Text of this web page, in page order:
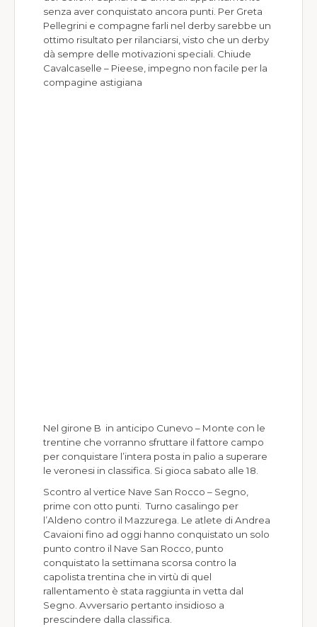
senza aver conquistato ancora punti. Per Greta
Pellegrini e compagne farli nel derby sarebbe un
ottimo risultato per rilanciarsi, visto che un derby
dà sempre delle motivazioni speciali. Chiude
Cavalcaselle – Pieese, impegno non facile per la
compagine astigiana
Nel girone B in anticipo Cunevo – Monte con le
trentine che vorranno sfruttare il fattore campo
per conquistare l’intera posta in palio a superare
le veronesi in classifica. Si gioca sabato alle 18.
Scontro al vertice Nave San Rocco – Segno,
prime con otto punti. Turno casalingo per
l’Aldeno contro il Mazzurega. Le atlete di Andrea
Cavaioni fino ad oggi hanno conquistato un solo
punto contro il Nave San Rocco, punto
conquistato la settimana scorsa contro la
capolista trentina che in virtù di quel
rallentamento è stata raggiunta in vetta dal
Segno. Avversario pertanto insidioso a
prescindere dalla classifica.